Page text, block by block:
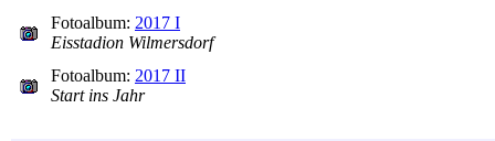
Fotoalbum: 2017 I
Eisstadion Wilmersdorf
Fotoalbum: 2017 II
Start ins Jahr